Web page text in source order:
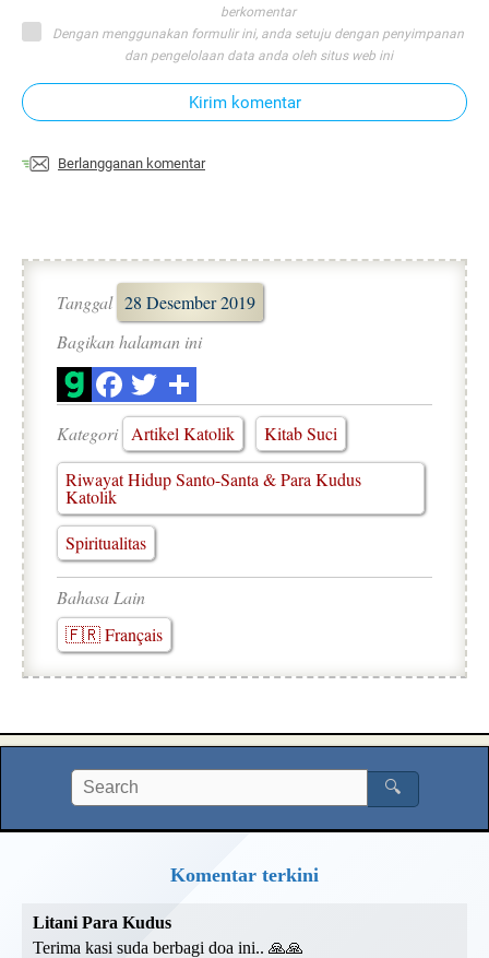
berkomentar
Dengan menggunakan formulir ini, anda setuju dengan penyimpanan
dan pengelolaan data anda oleh situs web ini
Kirim komentar
Berlangganan komentar
Tanggal 28 Desember 2019
Bagikan halaman ini
Kategori Artikel Katolik
Kitab Suci
Riwayat Hidup Santo-Santa & Para Kudus
Katolik
Spiritualitas
Bahasa Lain
🇫🇷 Français
🔍
Komentar terkini
Litani Para Kudus
Terima kasi suda berbagi doa ini.. 🙏🙏